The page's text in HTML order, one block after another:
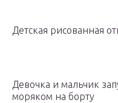
Детская рисованная
Девочка и мальчик
моряком на борту